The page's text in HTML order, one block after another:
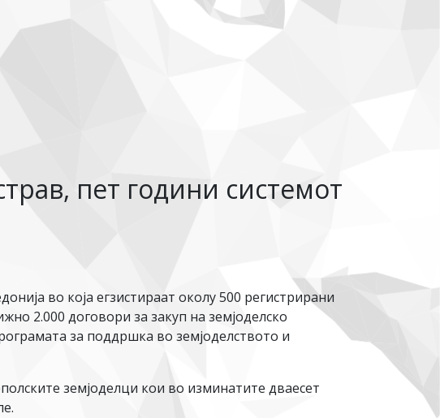
пет години системот
во која егзистираат околу 500 регистрирани
2.000 договори за закуп на земјоделско
за поддршка во земјоделството и
земјоделци кои во изминатите дваесет